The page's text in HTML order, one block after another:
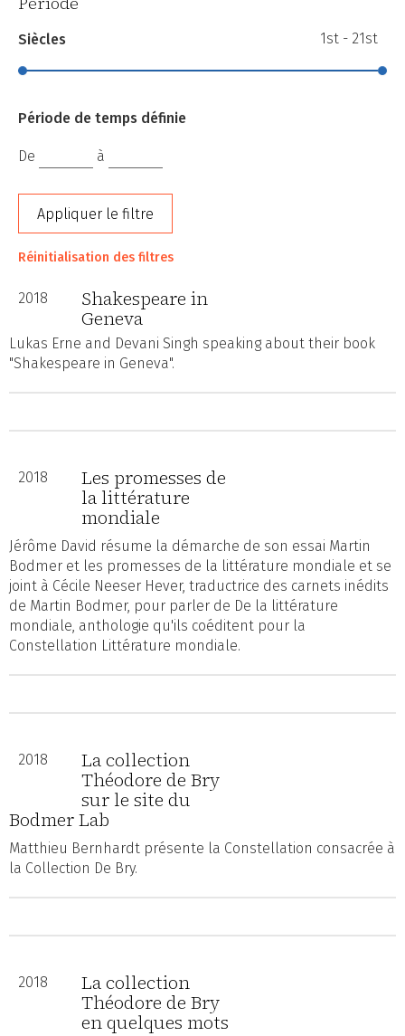
Siècles 1st - 21st
Période de temps définie
De à
Appliquer le filtre
Réinitialisation des filtres
2018 Shakespeare in
Geneva
Lukas Erne and Devani Singh speaking about their book
"Shakespeare in Geneva".
2018 Les promesses de
la littérature
mondiale
Jérôme David résume la démarche de son essai Martin
Bodmer et les promesses de la littérature mondiale et se
joint à Cécile Neeser Hever, traductrice des carnets inédits
de Martin Bodmer, pour parler de De la littérature
mondiale, anthologie qu'ils coéditent pour la
Constellation Littérature mondiale.
2018 La collection
Théodore de Bry
sur le site du
Bodmer Lab
Matthieu Bernhardt présente la Constellation consacrée à
la Collection De Bry.
2018 La collection
Théodore de Bry
en quelques mots